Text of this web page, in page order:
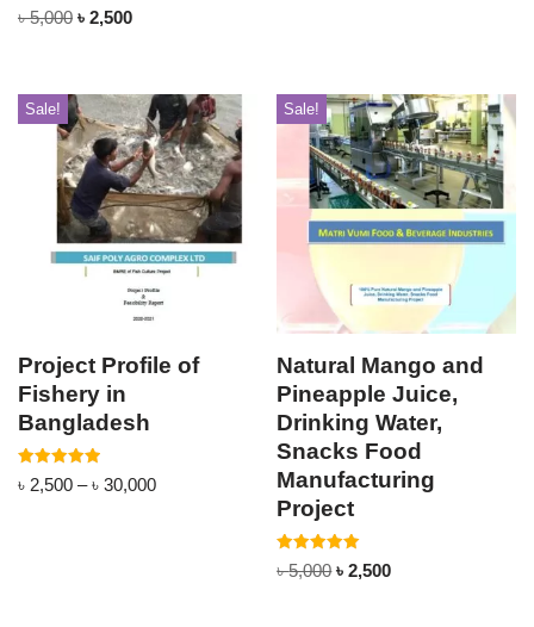
Rated
5.00
৳5,000 ৳ 2,500
Sale!
Project Profile of
Fishery in
Bangladesh
Rated
5.00
৳ 2,500 – ৳ 30,000
Sale!
Natural Mango and
Pineapple Juice,
Drinking Water,
Snacks Food
Manufacturing
Project
Rated
5.00
৳5,000 ৳2,500